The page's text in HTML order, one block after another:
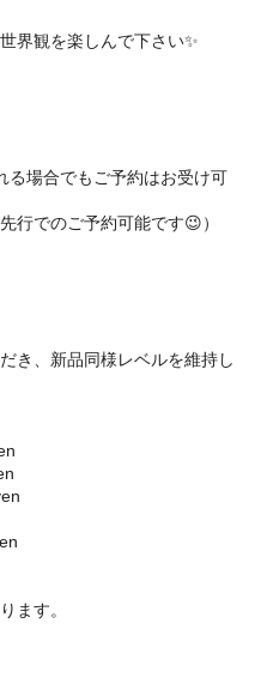
界観を楽しんで下さい✨
る場合でもご予約はお受け可
行でのご予約可能です😉）
き、新品同様レベルを維持し
ます。